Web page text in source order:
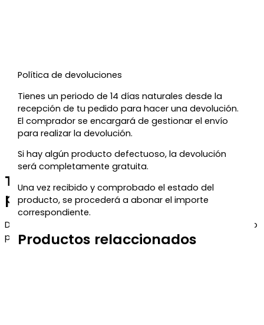
Política de devoluciones
Tienes un periodo de 14 días naturales desde la
recepción de tu pedido para hacer una devolución.
El comprador se encargará de gestionar el envío
para realizar la devolución.
Si hay algún producto defectuoso, la devolución
será completamente gratuita.
Una vez recibido y comprobado el estado del
producto, se procederá a abonar el importe
correspondiente.
Productos relaccionados
Te regalamos un 5% de descuento
para tu próxima compra
Déjanos tu correo y te enviaremos el código de descuento
para que puedas aprovecharlo en tu próximo pedido.